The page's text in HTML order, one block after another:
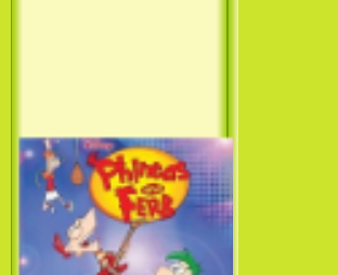
Фархат: Принц Персии /